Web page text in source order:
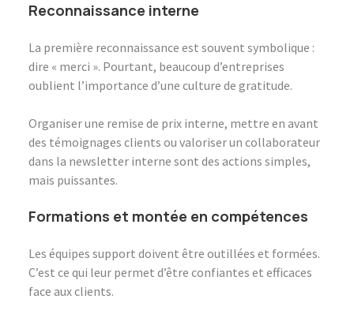
Reconnaissance interne
La première reconnaissance est souvent symbolique :
dire « merci ». Pourtant, beaucoup d’entreprises
oublient l’importance d’une culture de gratitude.
Organiser une remise de prix interne, mettre en avant
des témoignages clients ou valoriser un collaborateur
dans la newsletter interne sont des actions simples,
mais puissantes.
Formations et montée en compétences
Les équipes support doivent être outillées et formées.
C’est ce qui leur permet d’être confiantes et efficaces
face aux clients.